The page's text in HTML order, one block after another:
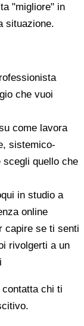
"migliore" in
situazione.
che vuoi
come lavora
sistemico-
quello che
in studio a
online
capire se ti senti
rivolgerti a un
chi ti